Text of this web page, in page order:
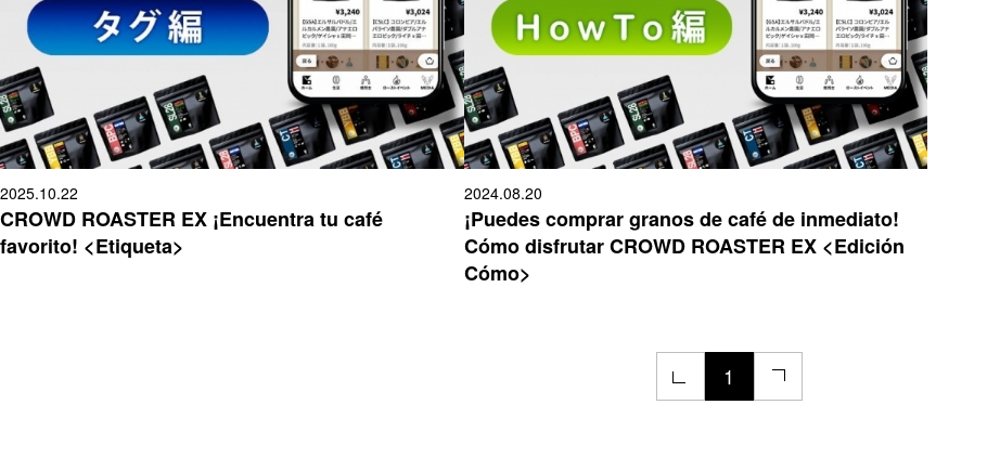
2025.10.22
CROWD ROASTER EX ¡Encuentra tu café
favorito! <Etiqueta>
2024.08.20
¡Puedes comprar granos de café de inmediato!
Cómo disfrutar CROWD ROASTER EX <Edición
Cómo>
1